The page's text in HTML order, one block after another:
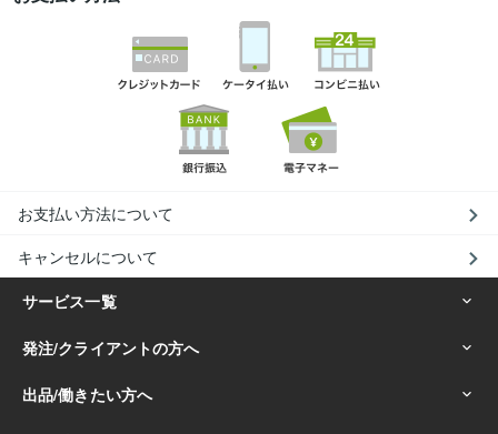
お支払い方法について
キャンセルについて